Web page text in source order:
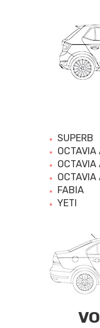
SUPERB
OCTAVIA
OCTAVIA
OCTAVIA
FABIA
YETI